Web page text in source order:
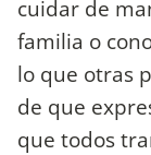
cuidar de
familia o
lo que otras
de que
que todos